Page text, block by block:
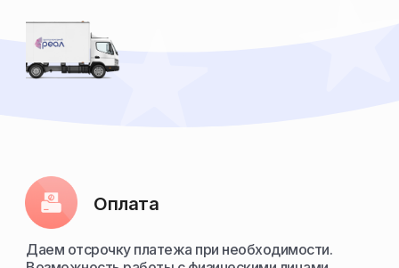
Оплата
Даем отсрочку платежа при необходимости.